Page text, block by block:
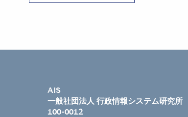
AIS
一般社団法人 行政情報システム研究所
100-0012